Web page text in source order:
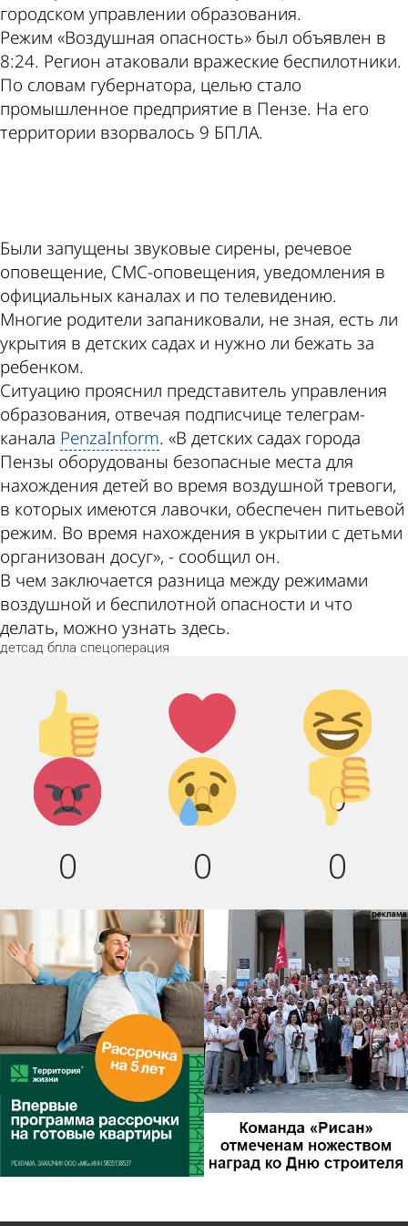
городском управлении образования.
Режим «Воздушная опасность» был объявлен в
8:24. Регион атаковали вражеские беспилотники.
По словам губернатора, целью стало
промышленное предприятие в Пензе. На его
территории взорвалось 9 БПЛА.
Были запущены звуковые сирены, речевое
оповещение, СМС-оповещения, уведомления в
официальных каналах и по телевидению.
Многие родители запаниковали, не зная, есть ли
укрытия в детских садах и нужно ли бежать за
ребенком.
Ситуацию прояснил представитель управления
образования, отвечая подписчице телеграм-
канала PenzaInform. «В детских садах города
Пензы оборудованы безопасные места для
нахождения детей во время воздушной тревоги,
в которых имеются лавочки, обеспечен питьевой
режим. Во время нахождения в укрытии с детьми
организован досуг», - сообщил он.
В чем заключается разница между режимами
воздушной и беспилотной опасности и что
делать, можно узнать здесь.
детсад бпла спецоперация
Палец
вверх!
0
Лайк!
0
Дикий
смех!
0
Агрессия!
0
Грусть :(
0
Палец
вниз!
0